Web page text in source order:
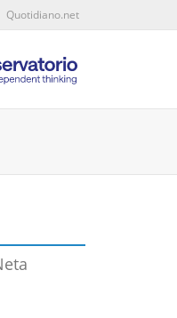
Quotidiano.net